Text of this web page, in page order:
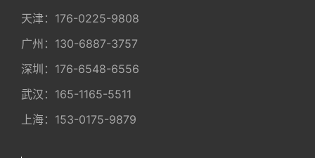
天津： 176-0225-9808
广州： 130-6887-3757
深圳： 176-6548-6556
武汉： 165-1165-5511
上海： 153-0175-9879